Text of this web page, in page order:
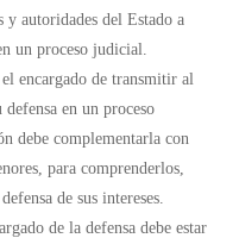
autoridades del Estado a
un proceso judicial.
encargado de transmitir al
en un proceso
debe complementarla con
para comprenderlos,
de sus intereses.
de la defensa debe estar